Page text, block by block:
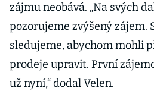
zájmu neobává. „Na svých
pozorujeme zvýšený zájem.
sledujeme, abychom mohli
prodeje upravit. První
už nyní,“ dodal Velen.